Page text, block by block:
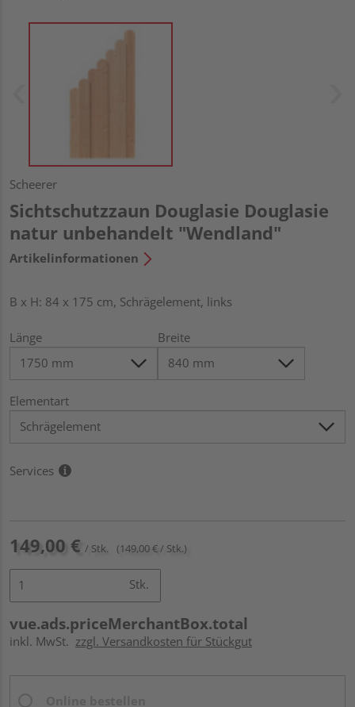
Scheerer
Sichtschutzzaun Douglasie Douglasie
natur unbehandelt "Wendland"
Artikelinformationen
B x H: 84 x 175 cm, Schrägelement, links
Länge Breite
Elementart
Services
149,00 € / Stk. (149,00 € / Stk.)
Stk.
vue.ads.priceMerchantBox.total
inkl. MwSt. zzgl. Versandkosten für Stückgut